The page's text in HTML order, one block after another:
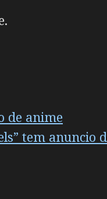
de anime
tem anuncio